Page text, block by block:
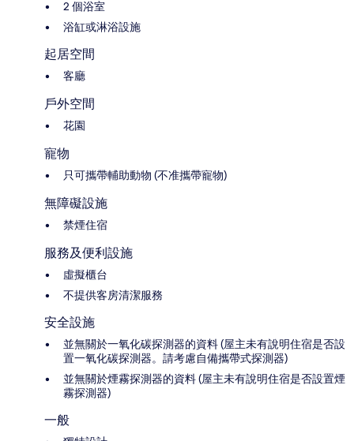
2 個浴室
浴缸或淋浴設施
起居空間
客廳
戶外空間
花園
寵物
只可攜帶輔助動物 (不准攜帶寵物)
無障礙設施
禁煙住宿
服務及便利設施
虛擬櫃台
不提供客房清潔服務
安全設施
並無關於一氧化碳探測器的資料 (屋主未有說明住宿是否設
置一氧化碳探測器。請考慮自備攜帶式探測器)
並無關於煙霧探測器的資料 (屋主未有說明住宿是否設置煙
霧探測器)
一般